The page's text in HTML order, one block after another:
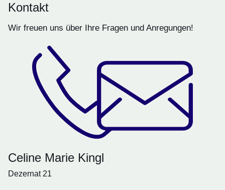
Kontakt
Wir freuen uns über Ihre Fragen und Anregungen!
Celine Marie Kingl
Dezernat 21